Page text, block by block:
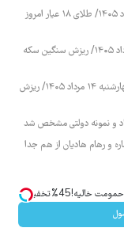
قیمت طلا و سکه جمعه ۱۶ مرداد ۱۴۰۵/ طلای ۱۸ عیار امروز
قیمت طلا و سکه یکشنبه ۱۱ مرداد ۱۴۰۵/ ریزش سنگین سکه
قیمت محصولات ایران خودرو چهارشنبه ۱۴ مرداد ۱۴۰۵/ ریزش
و نمونه دولتی مشخص شد
و رهام هادیان از هم جدا